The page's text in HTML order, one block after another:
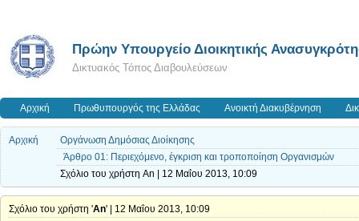
Πρώην Υπουργείο Διοικητικής
Δικτυακός Τόπος Διαβουλεύσεων
Αρχική Πρωθυπουργός της Ελλάδας Ανοικτή Διακυβέρνηση
Αρχική
Οργάνωση Δημόσιας Διοίκησης
Άρθρο 01: Περιεχόμενο, έγκριση και τροποποίηση Οργανισμών
Σχόλιο του χρήστη An | 12 Μαΐου 2013, 10:09
Σχόλιο του χρήστη 'An' | 12 Μαΐου 2013, 10:09